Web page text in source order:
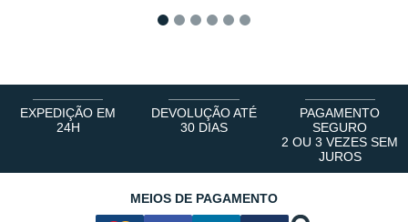
EXPEDIÇÃO EM
24H
DEVOLUÇÃO ATÉ
30 DIAS
PAGAMENTO
SEGURO
2 OU 3 VEZES SEM
JUROS
MEIOS DE PAGAMENTO